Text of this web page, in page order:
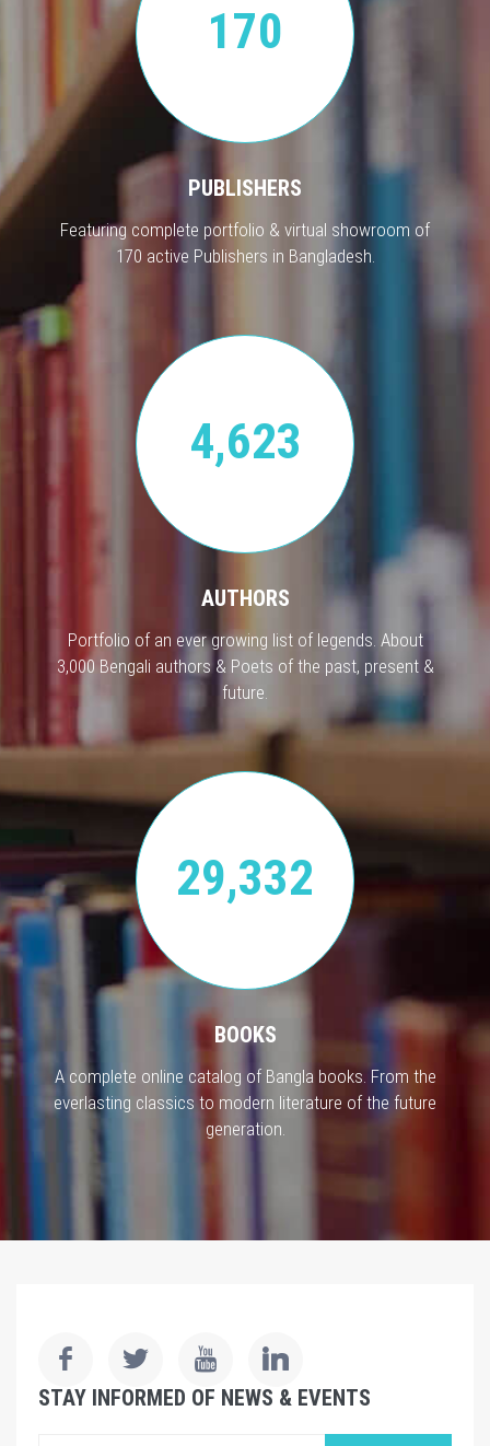
170
PUBLISHERS
Featuring complete portfolio & virtual showroom of
170 active Publishers in Bangladesh.
4,623
AUTHORS
Portfolio of an ever growing list of legends. About
3,000 Bengali authors & Poets of the past, present &
future.
29,332
BOOKS
A complete online catalog of Bangla books. From the
everlasting classics to modern literature of the future
generation.
STAY INFORMED OF NEWS & EVENTS